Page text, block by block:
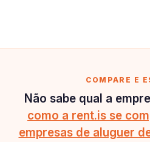
COMPARE E
Não sabe qual a
como a rent.is se
empresas de aluguer